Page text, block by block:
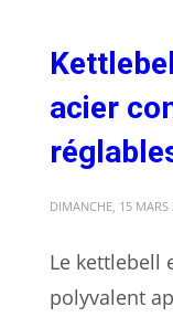
acier
DIMANCHE, 15 MARS
Le kettlebell
polyvalent